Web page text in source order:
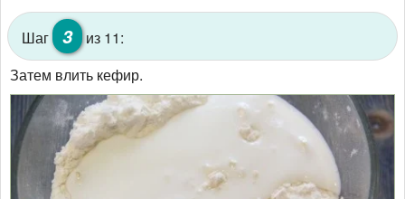
Шаг 3
из 11:
Затем влить кефир.